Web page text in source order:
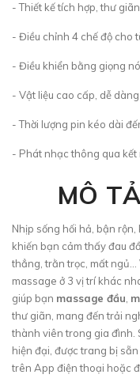
- Thiết kế tích hợp, thư
- Điều chỉnh 4 chế độ cho
- Điều khiển bằng giọng
- Vật liệu cao cấp, dễ
- Thời lượng pin kéo dài
- Phát nhạc thông qua kết
MÔ
Nhịp sống hối hả, bận rộn,
khiến bạn cảm thấy đau
thẳng, trằn trọc, mất
massage ở 3 vị trí khác
giúp bạn massage đầu
thư giãn, mang đến trải
thành viên trong gia đình.
hiện đại, được trang bị
trên App điện thoại hoặc